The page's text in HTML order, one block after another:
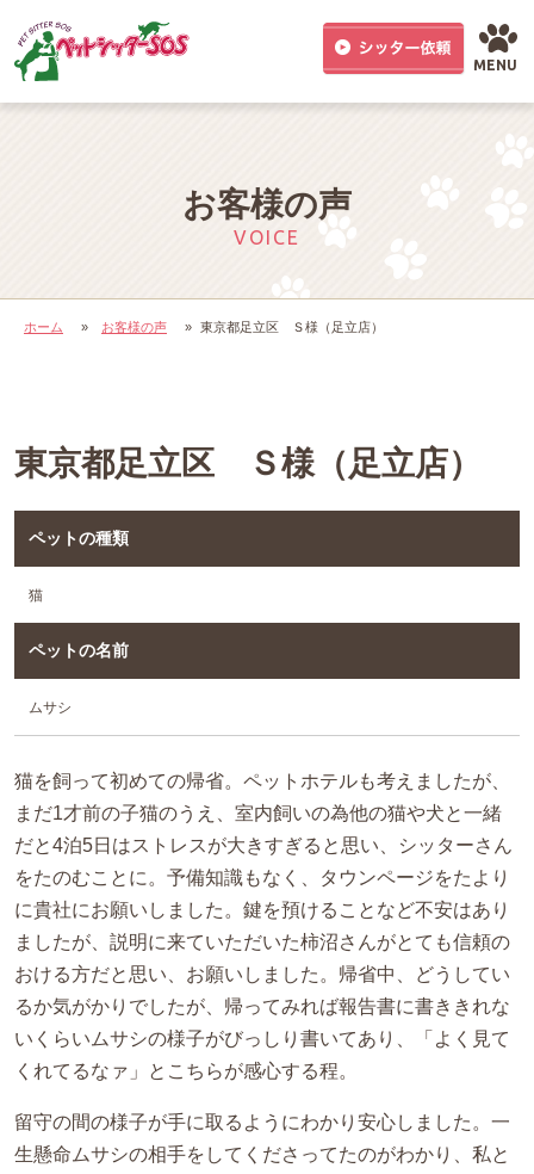
MENU
お客様の声
VOICE
ホーム » お客様の声 » 東京都足立区 Ｓ様（足立店）
東京都足立区 Ｓ様（足立店）
ペットの種類
猫
ペットの名前
ムサシ
猫を飼って初めての帰省。ペットホテルも考えましたが、
まだ1才前の子猫のうえ、室内飼いの為他の猫や犬と一緒
だと4泊5日はストレスが大きすぎると思い、シッターさん
をたのむことに。予備知識もなく、タウンページをたより
に貴社にお願いしました。鍵を預けることなど不安はあり
ましたが、説明に来ていただいた柿沼さんがとても信頼の
おける方だと思い、お願いしました。帰省中、どうしてい
るか気がかりでしたが、帰ってみれば報告書に書ききれな
いくらいムサシの様子がびっしり書いてあり、「よく見て
くれてるなァ」とこちらが感心する程。
留守の間の様子が手に取るようにわかり安心しました。一
生懸命ムサシの相手をしてくださってたのがわかり、私と